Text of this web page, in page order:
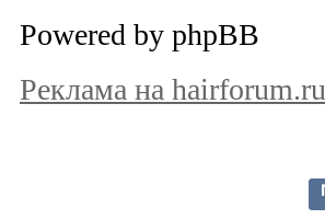
Powered by phpBB
Реклама на hairforum.ru